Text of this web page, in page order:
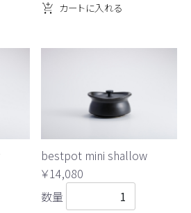
カートに入れる
bestpot mini shallow
￥14,080
数量